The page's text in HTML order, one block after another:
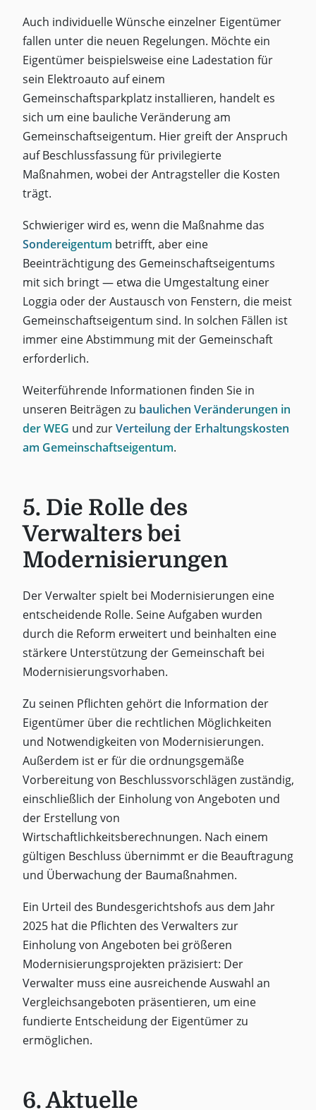
Auch individuelle Wünsche einzelner Eigentümer
fallen unter die neuen Regelungen. Möchte ein
Eigentümer beispielsweise eine Ladestation für
sein Elektroauto auf einem
Gemeinschaftsparkplatz installieren, handelt es
sich um eine bauliche Veränderung am
Gemeinschaftseigentum. Hier greift der Anspruch
auf Beschlussfassung für privilegierte
Maßnahmen, wobei der Antragsteller die Kosten
trägt.
Schwieriger wird es, wenn die Maßnahme das
Sondereigentum betrifft, aber eine
Beeinträchtigung des Gemeinschaftseigentums
mit sich bringt — etwa die Umgestaltung einer
Loggia oder der Austausch von Fenstern, die meist
Gemeinschaftseigentum sind. In solchen Fällen ist
immer eine Abstimmung mit der Gemeinschaft
erforderlich.
Weiterführende Informationen finden Sie in
unseren Beiträgen zu baulichen Veränderungen in
der WEG und zurVerteilung der Erhaltungskosten
am Gemeinschaftseigentum.
5. Die Rolle des
Verwalters bei
Modernisierungen
Der Verwalter spielt bei Modernisierungen eine
entscheidende Rolle. Seine Aufgaben wurden
durch die Reform erweitert und beinhalten eine
stärkere Unterstützung der Gemeinschaft bei
Modernisierungsvorhaben.
Zu seinen Pflichten gehört die Information der
Eigentümer über die rechtlichen Möglichkeiten
und Notwendigkeiten von Modernisierungen.
Außerdem ist er für die ordnungsgemäße
Vorbereitung von Beschlussvorschlägen zuständig,
einschließlich der Einholung von Angeboten und
der Erstellung von
Wirtschaftlichkeitsberechnungen. Nach einem
gültigen Beschluss übernimmt er die Beauftragung
und Überwachung der Baumaßnahmen.
Ein Urteil des Bundesgerichtshofs aus dem Jahr
2025 hat die Pflichten des Verwalters zur
Einholung von Angeboten bei größeren
Modernisierungsprojekten präzisiert: Der
Verwalter muss eine ausreichende Auswahl an
Vergleichsangeboten präsentieren, um eine
fundierte Entscheidung der Eigentümer zu
ermöglichen.
6. Aktuelle